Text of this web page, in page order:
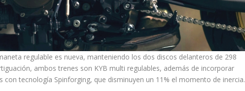
regulable es nueva, manteniendo los dos discos delanteros de 298
ambos trenes son KYB multi regulables, además de incorporar
con tecnología Spinforging, que disminuyen un 11% el momento de inercia.